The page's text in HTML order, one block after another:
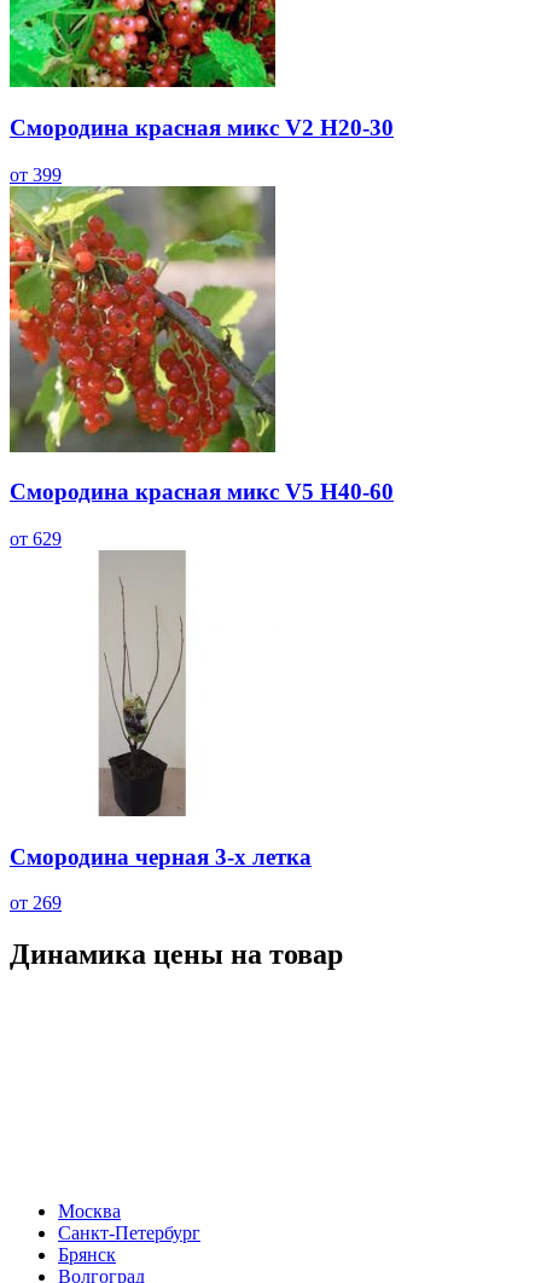
Смородина красная микс V2 H20-30
от 399
Смородина красная микс V5 H40-60
от 629
Смородина черная 3-х летка
от 269
Динамика цены на товар
Москва
Санкт-Петербург
Брянск
Волгоград